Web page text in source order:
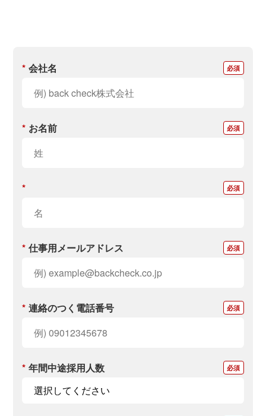
* 会社名
* お名前
*
* 仕事用メールアドレス
* 連絡のつく電話番号
* 年間中途採用人数